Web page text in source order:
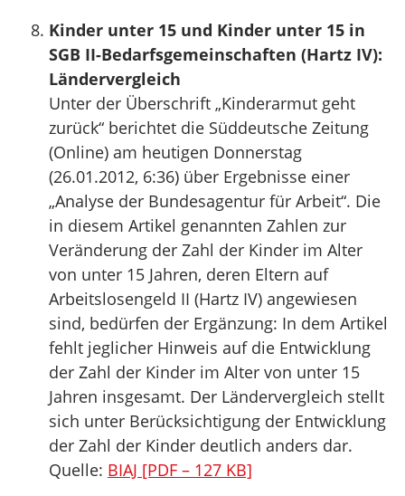
Kinder unter 15 und Kinder unter 15 in
SGB II-Bedarfsgemeinschaften (Hartz IV):
Ländervergleich
Unter der Überschrift „Kinderarmut geht
zurück“ berichtet die Süddeutsche Zeitung
(Online) am heutigen Donnerstag
(26.01.2012, 6:36) über Ergebnisse einer
„Analyse der Bundesagentur für Arbeit“. Die
in die­sem Artikel genannten Zahlen zur
Veränderung der Zahl der Kinder im Alter
von unter 15 Jahren, deren Eltern auf
Arbeitslosengeld II (Hartz IV) angewiesen
sind, bedürfen der Ergänzung: In dem Artikel
fehlt jeglicher Hinweis auf die Entwicklung
der Zahl der Kinder im Alter von unter 15
Jahren insgesamt. Der Ländervergleich stellt
sich unter Berücksichtigung der Entwicklung
der Zahl der Kinder deutlich anders dar.
Quelle: BIAJ [PDF – 127 KB]